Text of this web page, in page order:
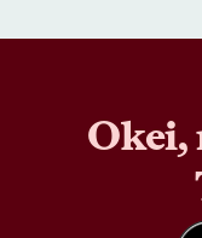
Okei,